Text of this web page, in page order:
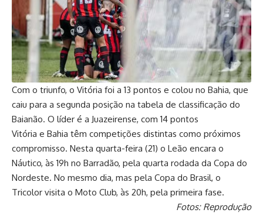
Com o triunfo, o Vitória foi a 13 pontos e colou no Bahia, que
caiu para a segunda posição na tabela de classificação do
Baianão. O líder é a Juazeirense, com 14 pontos
Vitória e Bahia têm competições distintas como próximos
compromisso. Nesta quarta-feira (21) o Leão encara o
Náutico, às 19h no Barradão, pela quarta rodada da Copa do
Nordeste. No mesmo dia, mas pela Copa do Brasil, o
Tricolor visita o Moto Club, às 20h, pela primeira fase.
Fotos: Reprodução